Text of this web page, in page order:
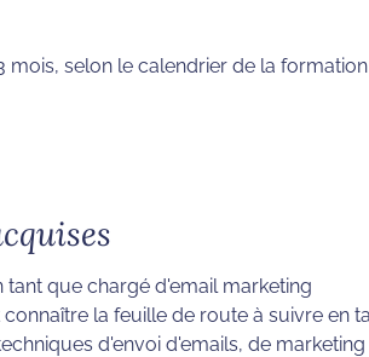
selon le calendrier de la
que chargé d'email marketing
la feuille de route à suivre en
d'envoi d'emails, de marketing